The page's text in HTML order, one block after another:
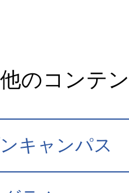
のコンテ
キャンパス